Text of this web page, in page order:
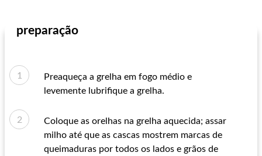
preparação
Preaqueça a grelha em fogo médio e
levemente lubrifique a grelha.
Coloque as orelhas na grelha aquecida; assar
milho até que as cascas mostrem marcas de
queimaduras por todos os lados e grãos de